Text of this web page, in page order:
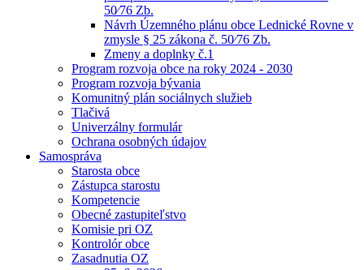
50⁄76 Zb.
Návrh Územného plánu obce Lednické Rovne v
zmysle § 25 zákona č. 50⁄76 Zb.
Zmeny a doplnky č.1
Program rozvoja obce na roky 2024 - 2030
Program rozvoja bývania
Komunitný plán sociálnych služieb
Tlačivá
Univerzálny formulár
Ochrana osobných údajov
Samospráva
Starosta obce
Zástupca starostu
Kompetencie
Obecné zastupiteľstvo
Komisie pri OZ
Kontrolór obce
Zasadnutia OZ